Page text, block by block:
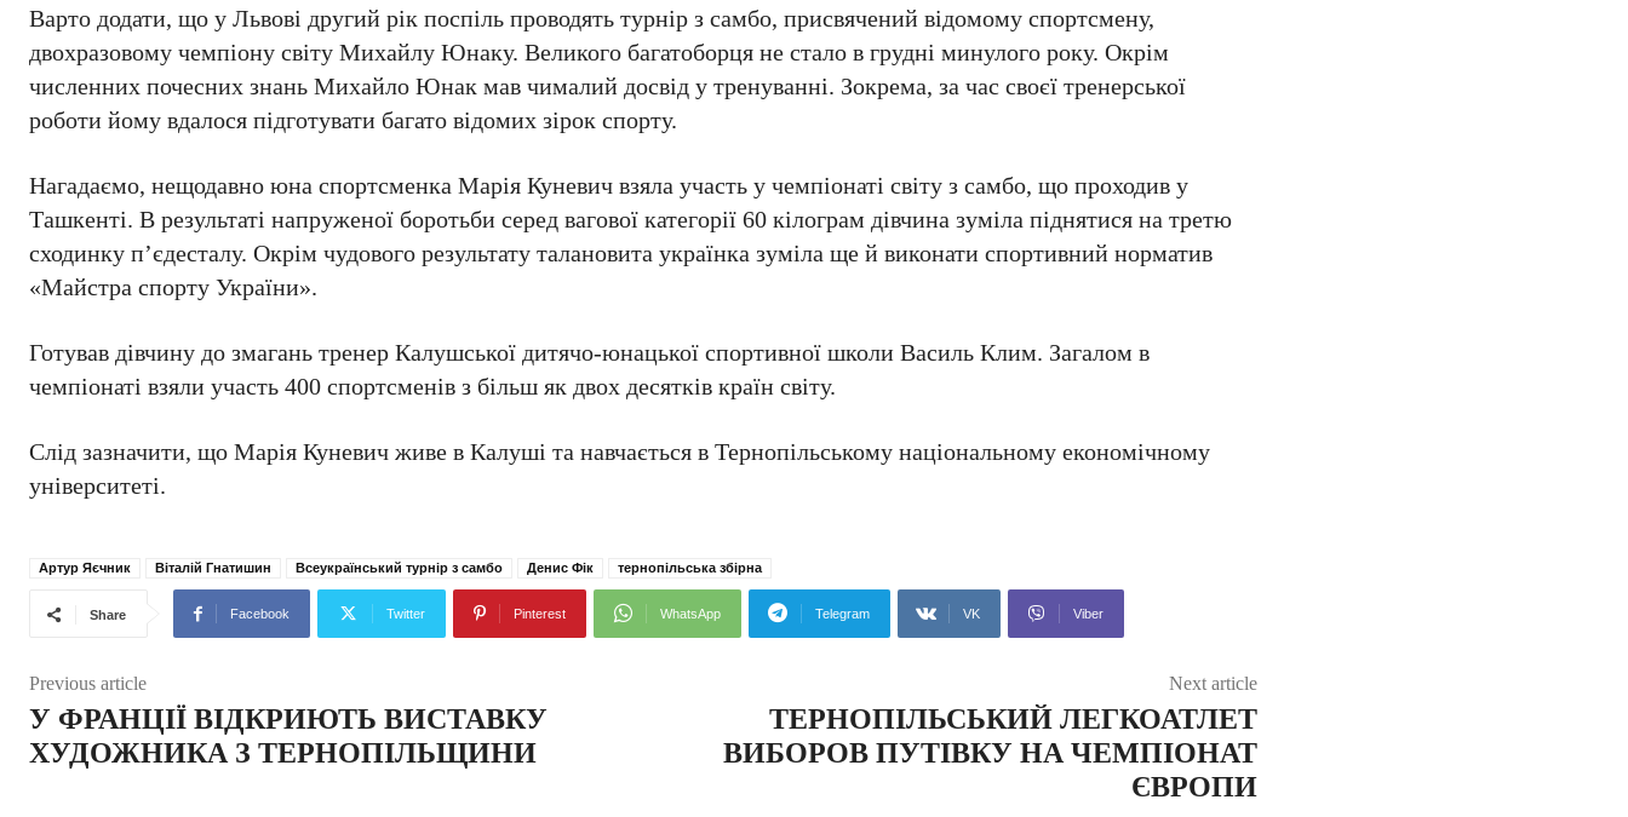
Варто додати, що у Львові другий рік поспіль проводять турнір з самбо, присвячений відомому спортсмену,
двохразовому чемпіону світу Михайлу Юнаку. Великого багатоборця не стало в грудні минулого року. Окрім
численних почесних знань Михайло Юнак мав чималий досвід у тренуванні. Зокрема, за час своєї тренерської
роботи йому вдалося підготувати багато відомих зірок спорту.
Нагадаємо, нещодавно юна спортсменка Марія Куневич взяла участь у чемпіонаті світу з самбо, що проходив у
Ташкенті. В результаті напруженої боротьби серед вагової категорії 60 кілограм дівчина зуміла піднятися на третю
сходинку п’єдесталу. Окрім чудового результату талановита українка зуміла ще й виконати спортивний норматив
«Майстра спорту України».
Готував дівчину до змагань тренер Калушської дитячо-юнацької спортивної школи Василь Клим. Загалом в
чемпіонаті взяли участь 400 спортсменів з більш як двох десятків країн світу.
Слід зазначити, що Марія Куневич живе в Калуші та навчається в Тернопільському національному економічному
університеті.
Артур Яєчник Віталій Гнатишин Всеукраїнський турнір з самбо Денис Фік тернопільська збірна
Share Facebook Twitter Pinterest WhatsApp Telegram VK Viber
Previous article
У ФРАНЦІЇ ВІДКРИЮТЬ ВИСТАВКУ
ХУДОЖНИКА З ТЕРНОПІЛЬЩИНИ
Next article
ТЕРНОПІЛЬСЬКИЙ ЛЕГКОАТЛЕТ
ВИБОРОВ ПУТІВКУ НА ЧЕМПІОНАТ
ЄВРОПИ